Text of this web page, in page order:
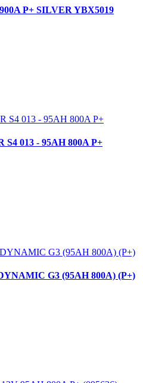
P+ SILVER YBX5019
013 - 95AH 800A P+
G3 (95AH 800A) (P+)